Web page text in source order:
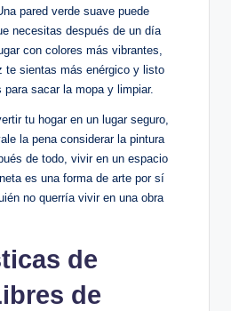
pared verde suave puede
necesitas después de un día
con colores más vibrantes,
te sientas más enérgico y listo
sacar la mopa y limpiar.
tu hogar en un lugar seguro,
la pena considerar la pintura
de todo, vivir en un espacio
es una forma de arte por sí
no querría vivir en una obra
de
de